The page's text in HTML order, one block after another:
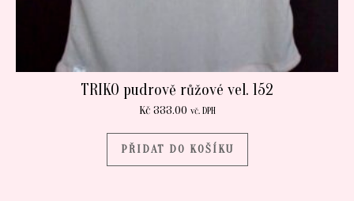
TRIKO pudrově růžové vel. 152
Kč333.00 vč. DPH
PŘIDAT DO KOŠÍKU